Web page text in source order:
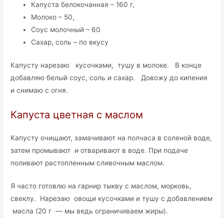
Капуста белокочанная – 160 г,
Молоко – 50,
Соус молочный – 60
Сахар, соль – по вкусу
Капусту нарезаю кусочками, тушу в молоке. В конце
добавляю белый соус, соль и сахар. Довожу до кипения
и снимаю с огня.
Капуста цветная с маслом
Капусту очищают, замачивают на полчаса в соленой воде,
затем промывают и отваривают в воде. При подаче
поливают растопленным сливочным маслом.
Я часто готовлю на гарнир тыкву с маслом, морковь,
свеклу. Нарезаю овощи кусочками и тушу с добавлением
масла (20 г — мы ведь ограничиваем жиры).